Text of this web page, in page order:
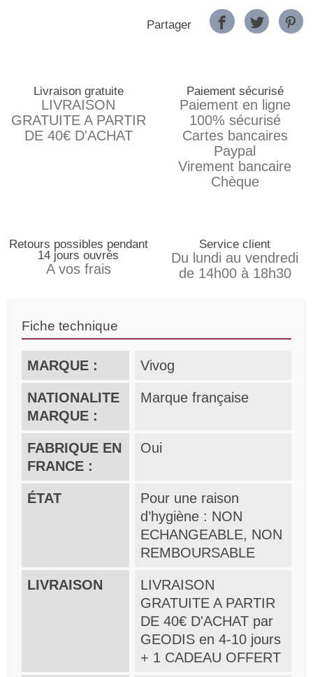
Partager
Livraison gratuite
LIVRAISON
GRATUITE A PARTIR
DE 40€ D'ACHAT
Paiement sécurisé
Paiement en ligne
100% sécurisé
Cartes bancaires
Paypal
Virement bancaire
Chèque
Retours possibles pendant
14 jours ouvrés
A vos frais
Service client
Du lundi au vendredi
de 14h00 à 18h30
Fiche technique
MARQUE : Vivog
NATIONALITE
MARQUE :
Marque française
FABRIQUE EN
FRANCE :
Oui
ÉTAT
Pour une raison
d’hygiène : NON
ECHANGEABLE, NON
REMBOURSABLE
LIVRAISON
LIVRAISON
GRATUITE A PARTIR
DE 40€ D'ACHAT par
GEODIS en 4-10 jours
+ 1 CADEAU OFFERT